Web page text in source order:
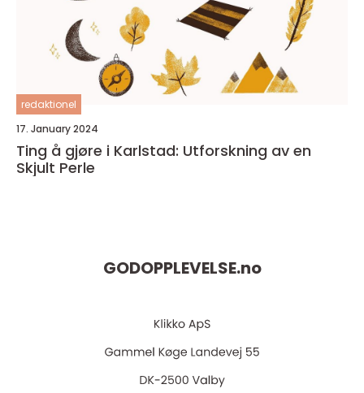
redaktionel
17. January 2024
Ting å gjøre i Karlstad: Utforskning av en
Skjult Perle
GODOPPLEVELSE.no